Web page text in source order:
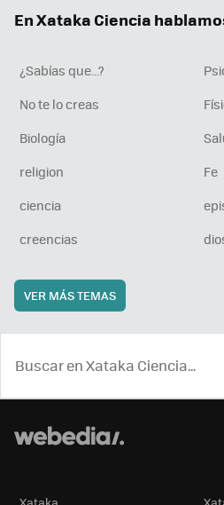
En Xataka Ciencia
¿Sabías que...?
No te lo creas
Biología
religion
Fe
ciencia
creencias
VER MÁS TEMAS